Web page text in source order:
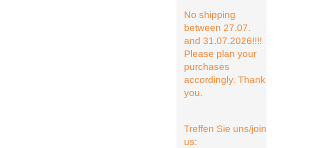
No shipping
between 27.07.
and 31.07.2026!!!!
Please plan your
purchases
accordingly. Thank
you.
Treffen Sie uns/join
us: